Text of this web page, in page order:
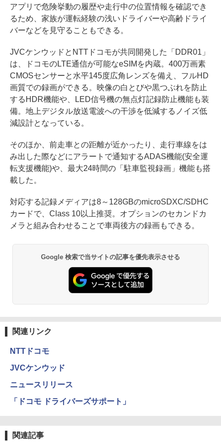
アプリで危険挙動の履歴や走行中の位置情報を確認でき
るため、家族が運転経験の浅いドライバーや高齢ドライ
バーなどを見守ることもできる。
JVCケンウッドとNTTドコモが共同開発した「DDR01」
は、ドコモのLTE通信が可能なeSIMを内蔵。400万画素
CMOSセンサーと水平145度広角レンズを備え、フルHD
画質での録画ができる。映像の白とびや黒つぶれを防止
するHDR機能や、LED信号機の無点灯記録防止機能も装
備。地上デジタル放送電波への干渉を低減するノイズ低
減設計となっている。
そのほか、前走車との距離が近かったり、走行車線をは
み出した際などにアラートで通知するADAS機能(安全運
転支援機能)や、最大24時間の「駐車監視録画」機能も搭
載した。
対応する記録メディアは8～128GBのmicroSDXC/SDHC
カードで、Class 10以上推奨。オプションのセカンドカ
メラと組み合わせることで車両後方の録画もできる。
Google 検索で当サイトの記事を優先表示させる
関連リンク
NTTドコモ
JVCケンウッド
ニュースリリース
「ドコモ ドライバーズサポート」
関連記事